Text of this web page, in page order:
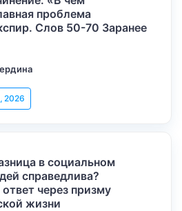
проблема
Слов 50-70 Заранее
2026
в социальном
справедлива?
через призму
жизни